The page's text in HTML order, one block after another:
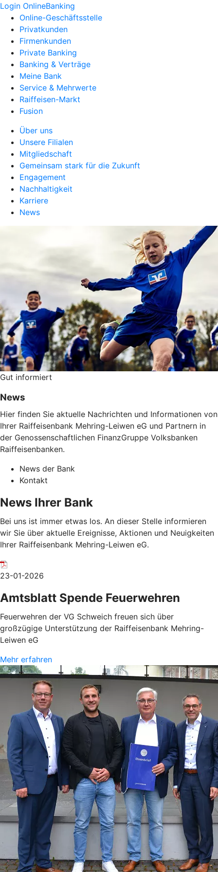
Login OnlineBanking
Online-Geschäftsstelle
Privatkunden
Firmenkunden
Private Banking
Banking & Verträge
Meine Bank
Service & Mehrwerte
Raiffeisen-Markt
Fusion
Über uns
Unsere Filialen
Mitgliedschaft
Gemeinsam stark für die Zukunft
Engagement
Nachhaltigkeit
Karriere
News
Gut informiert
News
Hier finden Sie aktuelle Nachrichten und Informationen von
Ihrer Raiffeisenbank Mehring-Leiwen eG und Partnern in
der Genossenschaftlichen FinanzGruppe Volksbanken
Raiffeisenbanken.
News der Bank
Kontakt
News Ihrer Bank
Bei uns ist immer etwas los. An dieser Stelle informieren
wir Sie über aktuelle Ereignisse, Aktionen und Neuigkeiten
Ihrer Raiffeisenbank Mehring-Leiwen eG.
23-01-2026
Amtsblatt Spende Feuerwehren
Feuerwehren der VG Schweich freuen sich über
großzügige Unterstützung der Raiffeisenbank Mehring-
Leiwen eG
Mehr erfahren